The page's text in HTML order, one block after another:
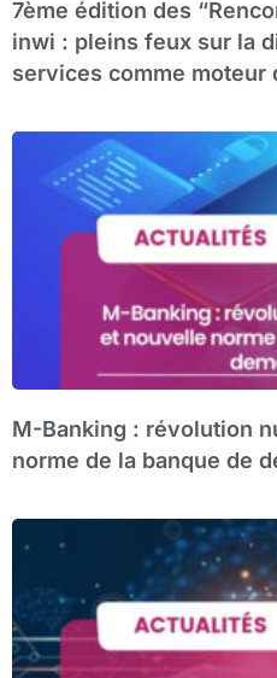
7ème édition des
inwi : pleins feux sur la
services comme moteur
M-Banking : révolution
norme de la banque de